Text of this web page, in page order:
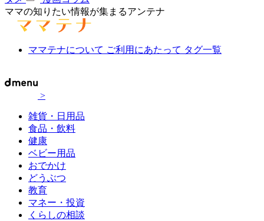
ママの知りたい情報が集まるアンテナ
ママテナについて ご利用にあたって タグ一覧
>
雑貨・日用品
食品・飲料
健康
ベビー用品
おでかけ
どうぶつ
教育
マネー・投資
くらしの相談